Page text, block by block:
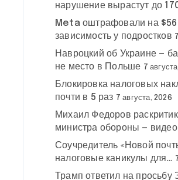
нарушение вырастут до
Meta оштрафовали на
зависимость у подростков
Навроцкий об Украине —
не место в Польше 7
Блокировка налоговых
почти в 5 раз 7 августа, 2026
Михаил Федоров
министра обороны — видео
Соучредитель «Новой
налоговые каникулы для…
Трамп ответил на просьбу